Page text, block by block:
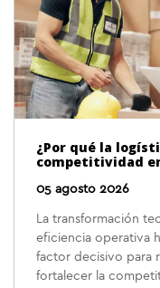
¿Por qué la
competitividad
05 agosto 2026
La transformación
eficiencia operativa
factor decisivo para
fortalecer la